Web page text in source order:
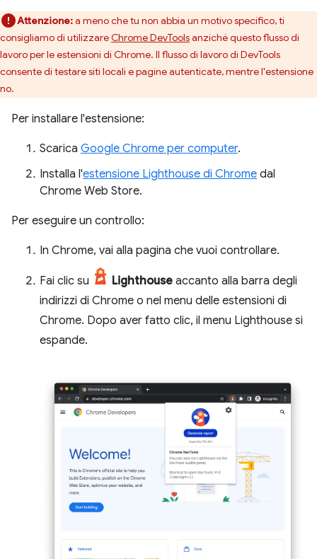
Attenzione:a meno che tu non abbia un motivo specifico, ti
consigliamo di utilizzareChrome DevToolsanziché questo flusso di
lavoro per le estensioni di Chrome. Il flusso di lavoro di DevTools
consente di testare siti locali e pagine autenticate, mentre l'estensione
no.
Per installare l'estensione:
Scarica Google Chrome per computer.
Installa l'estensione Lighthouse di Chrome dal
Chrome Web Store.
Per eseguire un controllo:
In Chrome, vai alla pagina che vuoi controllare.
Fai clic su Lighthouse accanto alla barra degli
indirizzi di Chrome o nel menu delle estensioni di
Chrome. Dopo aver fatto clic, il menu Lighthouse si
espande.